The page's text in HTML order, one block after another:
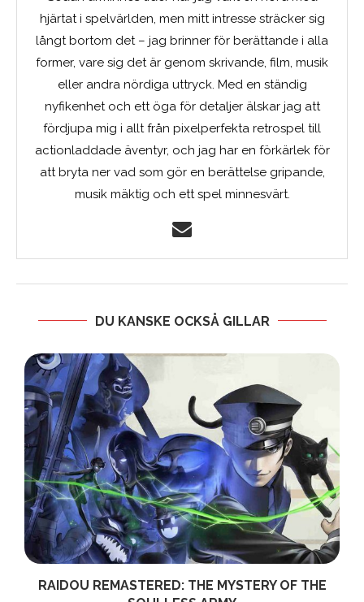
hjärtat i spelvärlden, men mitt intresse sträcker sig
långt bortom det – jag brinner för berättande i alla
former, vare sig det är genom skrivande, film, musik
eller andra nördiga uttryck. Med en ständig
nyfikenhet och ett öga för detaljer älskar jag att
fördjupa mig i allt från pixelperfekta retrospel till
actionladdade äventyr, och jag har en förkärlek för
att bryta ner vad som gör en berättelse gripande,
musik mäktig och ett spel minnesvärt.
DU KANSKE OCKSÅ GILLAR
RAIDOU REMASTERED: THE MYSTERY OF THE